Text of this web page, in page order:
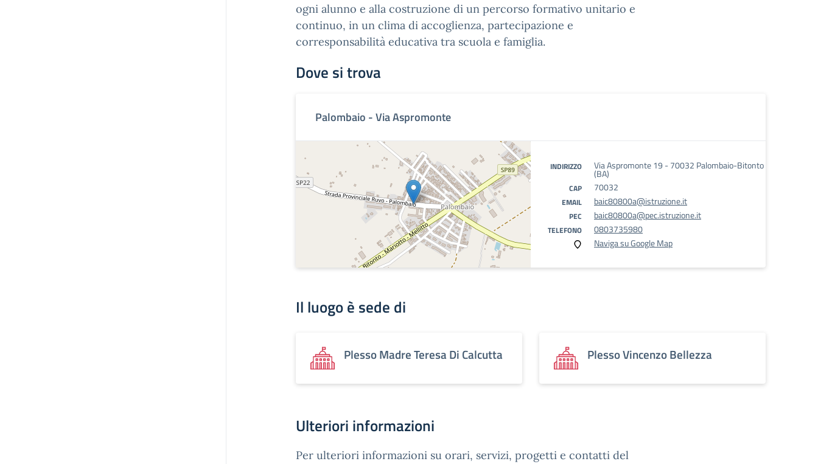
ogni alunno e alla costruzione di un percorso formativo unitario e
continuo, in un clima di accoglienza, partecipazione e
corresponsabilità educativa tra scuola e famiglia.
Dove si trova
Palombaio - Via Aspromonte
INDIRIZZO Via Aspromonte 19 - 70032 Palombaio-Bitonto
(BA)
CAP 70032
EMAIL baic80800a@istruzione.it
PEC baic80800a@pec.istruzione.it
TELEFONO
0803735980
Naviga su Google Map
Il luogo è sede di
Plesso Madre Teresa Di Calcutta Plesso Vincenzo Bellezza
Ulteriori informazioni
Per ulteriori informazioni su orari, servizi, progetti e contatti del